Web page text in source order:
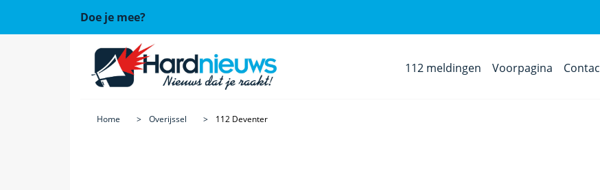
Doe je mee?
112 meldingen Voorpagina
Home Overijssel 112 Deventer